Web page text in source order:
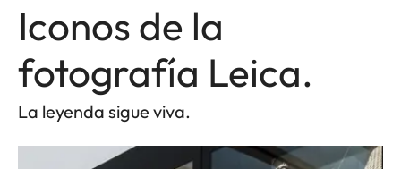
Iconos de la
fotografía Leica.
La leyenda sigue viva.